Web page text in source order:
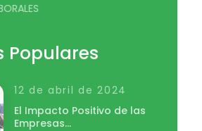
Populares
12 de abril de 2024
El Impacto Positivo de las
Empresas…